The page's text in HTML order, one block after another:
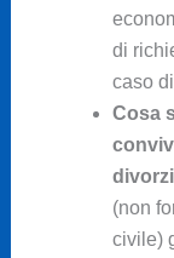
di
caso
Cosa
(non
civile)